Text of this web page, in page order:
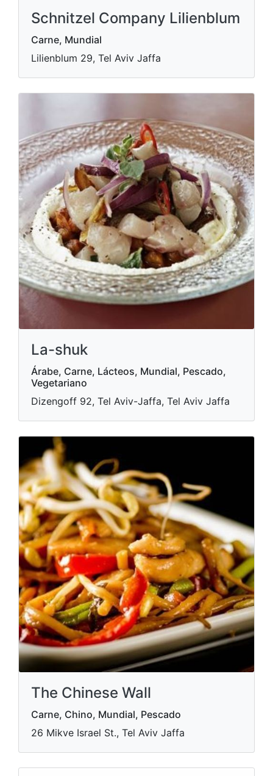
Schnitzel Company Lilienblum
Carne, Mundial
Lilienblum 29, Tel Aviv Jaffa
La-shuk
Árabe, Carne, Lácteos, Mundial, Pescado,
Vegetariano
Dizengoff 92, Tel Aviv-Jaffa, Tel Aviv Jaffa
The Chinese Wall
Carne, Chino, Mundial, Pescado
26 Mikve Israel St., Tel Aviv Jaffa